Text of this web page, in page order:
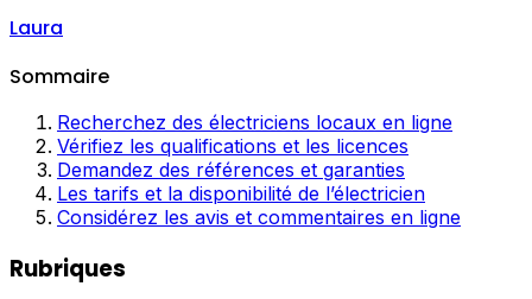
Laura
Sommaire
Recherchez des électriciens locaux en ligne
Vérifiez les qualifications et les licences
Demandez des références et garanties
Les tarifs et la disponibilité de l’électricien
Considérez les avis et commentaires en ligne
Rubriques